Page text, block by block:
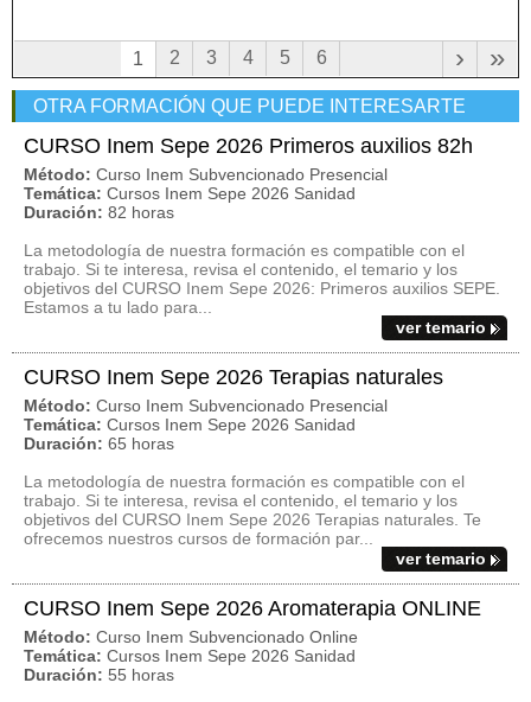
1 2 3 4 5 6 »
›
OTRA FORMACIÓN QUE PUEDE INTERESARTE
CURSO Inem Sepe 2026 Primeros auxilios 82h
Método: Curso Inem Subvencionado Presencial
Temática: Cursos Inem Sepe 2026 Sanidad
Duración: 82 horas
La metodología de nuestra formación es compatible con el
trabajo. Si te interesa, revisa el contenido, el temario y los
objetivos del CURSO Inem Sepe 2026: Primeros auxilios SEPE.
Estamos a tu lado para...
ver temario
CURSO Inem Sepe 2026 Terapias naturales
Método: Curso Inem Subvencionado Presencial
Temática: Cursos Inem Sepe 2026 Sanidad
Duración: 65 horas
La metodología de nuestra formación es compatible con el
trabajo. Si te interesa, revisa el contenido, el temario y los
objetivos del CURSO Inem Sepe 2026 Terapias naturales. Te
ofrecemos nuestros cursos de formación par...
ver temario
CURSO Inem Sepe 2026 Aromaterapia ONLINE
Método: Curso Inem Subvencionado Online
Temática: Cursos Inem Sepe 2026 Sanidad
Duración: 55 horas